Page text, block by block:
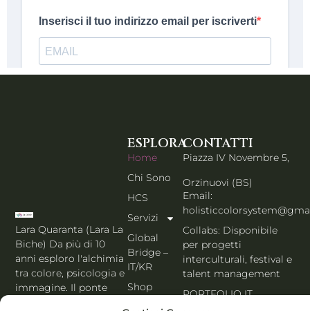
Lara Quaranta (Lara La
Biche) Da più di 10
anni esploro l'alchimia
tra colore, psicologia e
immagine. Il ponte
ESPLORA
Home
Chi Sono
HCS
Servizi
Global
Bridge –
IT/KR
Shop
Blog
CONTATTI
Piazza IV Novembre 5,
Orzinuovi (BS)
Email:
Collabs: Disponibile
per progetti
interculturali, festival e
talent management
PORTFOLIO IT